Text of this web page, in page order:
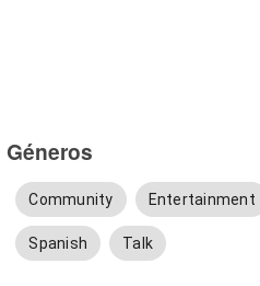
Géneros
Community Entertainment
Spanish Talk